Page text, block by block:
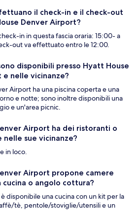
il check-in e il check-out
Denver Airport?
in in questa fascia oraria: 15:00- a
out va effettuato entro le 12:00.
disponibili presso Hyatt House
nelle vicinanze?
Airport ha una piscina coperta e una
e notte; sono inoltre disponibili una
e un'area picnic.
Airport ha dei ristoranti o
nelle sue vicinanze?
in loco.
Airport propone camere
o angolo cottura?
disponibile una cucina con un kit per la
tè, pentole/stoviglie/utensili e un